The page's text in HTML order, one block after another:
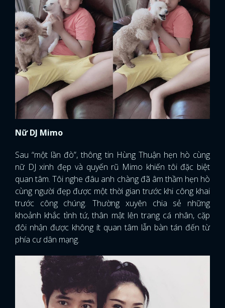
Nữ DJ Mimo
Sau “một lần đò”, thông tin Hùng Thuận hẹn hò cùng
nữ DJ xinh đẹp và quyến rũ Mimo khiến tôi đặc biệt
quan tâm. Tôi nghe đâu anh chàng đã âm thầm hẹn hò
cùng người đẹp được một thời gian trước khi công khai
trước công chúng. Thường xuyên chia sẻ những
khoảnh khắc tình tứ, thân mật lên trang cá nhân, cặp
đôi nhận được không ít quan tâm lẫn bàn tán đến từ
phía cư dân mạng.